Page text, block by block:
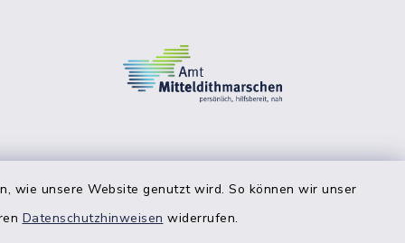
wie unsere Website genutzt wird. So können wir unser
Datenschutzhinweisen widerrufen.